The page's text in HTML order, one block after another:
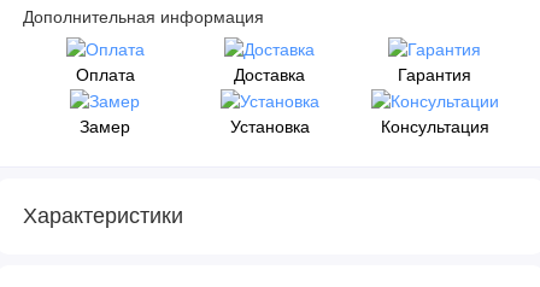
Дополнительная информация
Оплата Доставка Гарантия
Замер Установка Консультация
Характеристики